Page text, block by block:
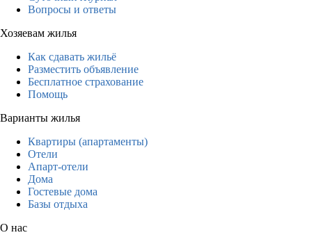
Вопросы и ответы
Хозяевам жилья
Как сдавать жильё
Разместить объявление
Бесплатное страхование
Помощь
Варианты жилья
Квартиры (апартаменты)
Отели
Апарт-отели
Дома
Гостевые дома
Базы отдыха
О нас